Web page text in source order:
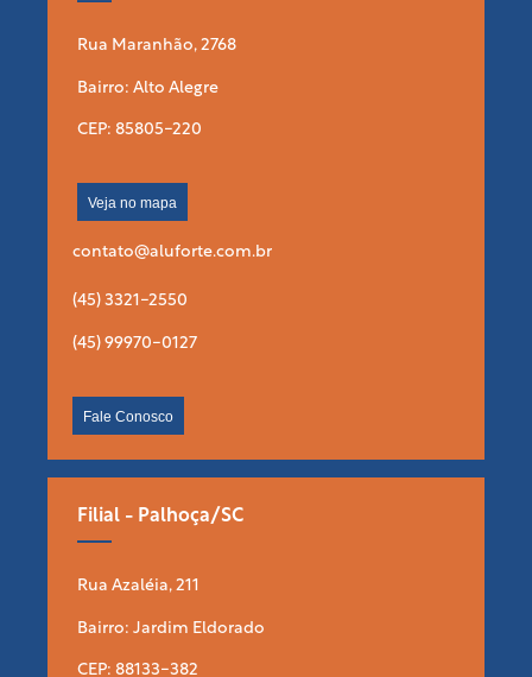
Rua Maranhão, 2768
Bairro: Alto Alegre
CEP: 85805-220
Veja no mapa
contato@aluforte.com.br
(45) 3321-2550
(45) 99970-0127
Fale Conosco
Filial - Palhoça/SC
Rua Azaléia, 211
Bairro: Jardim Eldorado
CEP: 88133-382